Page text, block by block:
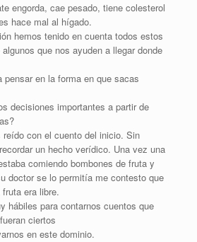
engorda, cae pesado, tiene colesterol
hace mal al hígado.
hemos tenido en cuenta todos estos
que nos ayuden a llegar donde
en la forma en que sacas
decisiones importantes a partir de
reído con el cuento del inicio. Sin
un hecho verídico. Una vez una
comiendo bombones de fruta y
doctor se lo permitía me contesto que
era libre.
hábiles para contarnos cuentos que
ciertos
en este dominio.